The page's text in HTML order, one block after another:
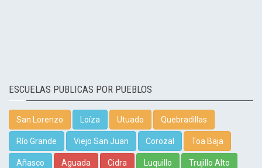
ESCUELAS PUBLICAS POR PUEBLOS
San Lorenzo Loíza Utuado Quebradillas
Río Grande Viejo San Juan Corozal Toa Baja
Añasco Aguada Cidra Luquillo Trujillo Alto